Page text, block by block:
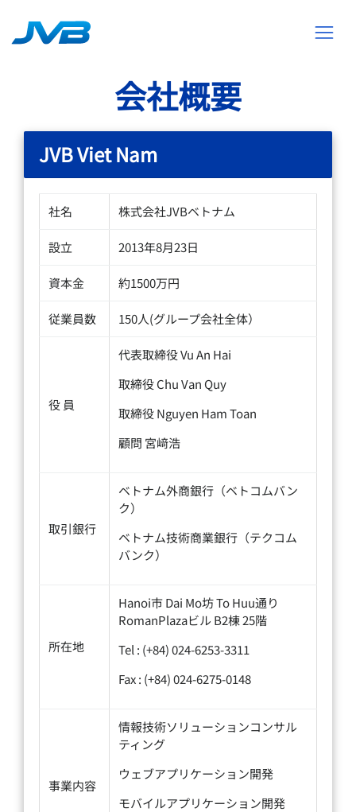
会社概要
JVB Viet Nam
社名 株式会社JVBベトナム
設立 2013年8月23日
資本金 約1500万円
従業員数 150人(グループ会社全体）
役 員
代表取締役 Vu An Hai
取締役 Chu Van Quy
取締役 Nguyen Ham Toan
顧問 宮﨑浩
取引銀行
ベトナム外商銀行（ベトコムバン
ク）
ベトナム技術商業銀行（テクコム
バンク）
所在地
Hanoi市 Dai Mo坊 To Huu通り
RomanPlazaビル B2棟 25階
Tel : (+84) 024-6253-3311
Fax : (+84) 024-6275-0148
事業内容
情報技術ソリューションコンサル
ティング
ウェブアプリケーション開発
モバイルアプリケーション開発